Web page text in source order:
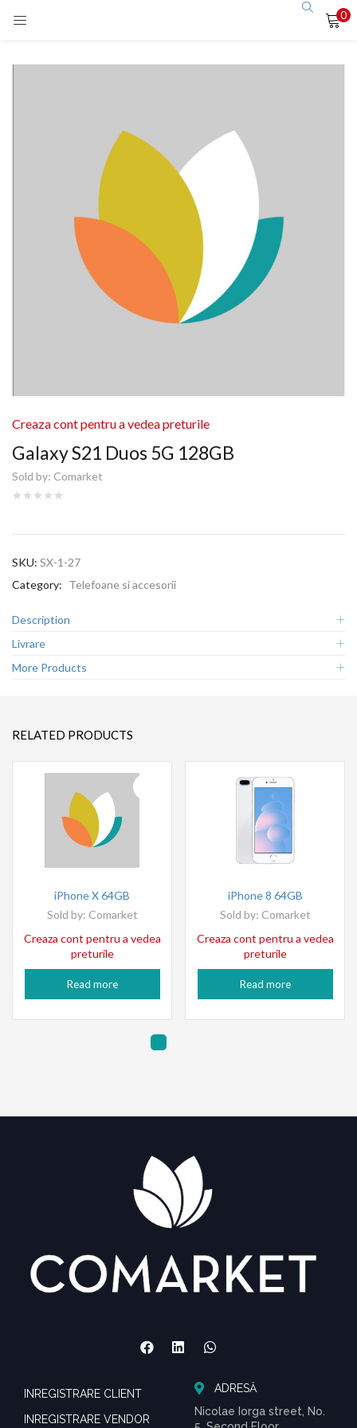
0
Galaxy S21 Duos 5G 128GB
Sold by: Comarket
Creaza cont pentru a vedea preturile
SKU: SX-1-27
Category: Telefoane si accesorii
Description
Livrare
More Products
RELATED PRODUCTS
iPhone X 64GB
Sold by: Comarket
Creaza cont pentru a vedea
preturile
Read more
iPhone 8 64GB
Sold by: Comarket
Creaza cont pentru a vedea
preturile
Read more
INREGISTRARE CLIENT
INREGISTRARE VENDOR
ADRESĂ
Nicolae Iorga street, No.
Remember me
Lost password?